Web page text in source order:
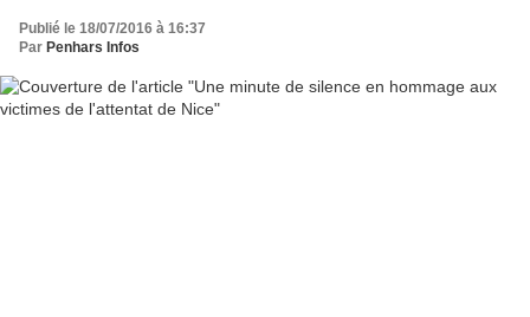
Publié le 18/07/2016 à 16:37
Par Penhars Infos